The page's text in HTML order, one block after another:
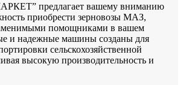
предлагает вашему вниманию
приобрести зерновозы МАЗ,
помощниками в вашем
и надежные машины созданы для
сельскохозяйственной
высокую производительность и